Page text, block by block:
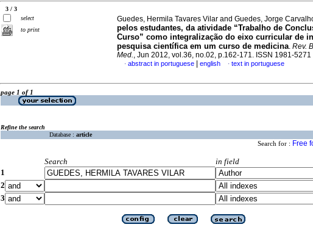
3 / 3
select
to print
Guedes, Hermila Tavares Vilar and Guedes, Jorge
pelos estudantes, da atividade “Trabalho de
Curso” como integralização do eixo curricular de
pesquisa científica em um curso de medicina. Rev.
Med., Jun 2012, vol.36, no.02, p.162-171. ISSN 1981-5271
· abstract in portuguese english · text in portuguese
page 1 of 1
Refine the search
Database : article
Search for : Free
Search
in field
1
2
3